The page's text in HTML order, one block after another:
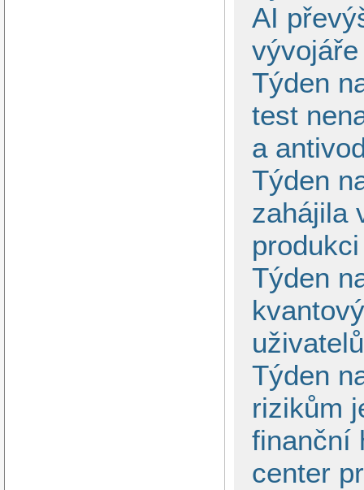
AI
vývojáře
Týden
test
a
Týden
zahájila
Týden
Týden
rizikům
finanční
center